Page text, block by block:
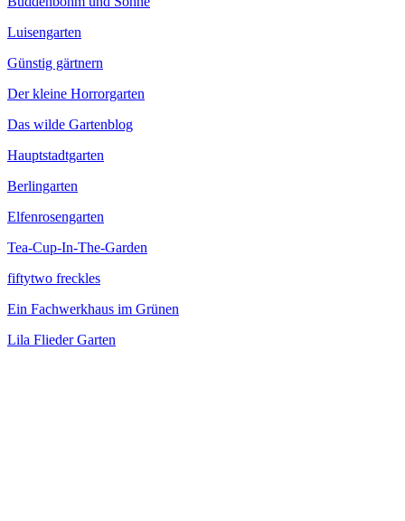
Luisengarten
Günstig gärtnern
Der kleine Horrorgarten
Das wilde Gartenblog
Hauptstadtgarten
Berlingarten
Elfenrosengarten
Tea-Cup-In-The-Garden
fiftytwo freckles
Ein Fachwerkhaus im Grünen
Lila Flieder Garten